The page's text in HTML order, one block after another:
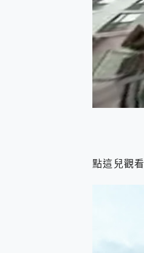
點這兒觀